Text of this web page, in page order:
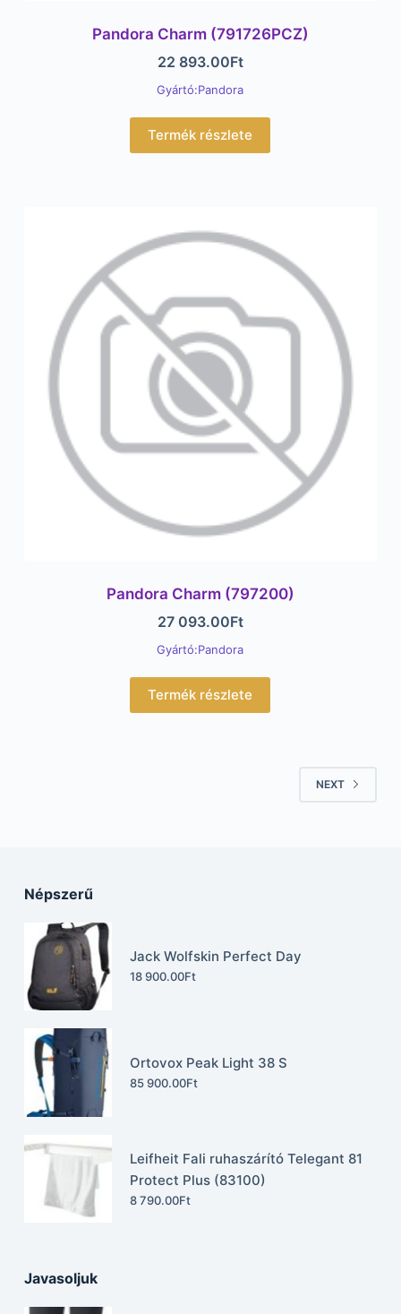
Pandora Charm (791726PCZ)
22 893.00Ft
Gyártó:Pandora
Termék részlete
Pandora Charm (797200)
27 093.00Ft
Gyártó:Pandora
Termék részlete
NEXT
Népszerű
Jack Wolfskin Perfect Day
18 900.00Ft
Ortovox Peak Light 38 S
85 900.00Ft
Leifheit Fali ruhaszárító Telegant 81
Protect Plus (83100)
8 790.00Ft
Javasoljuk